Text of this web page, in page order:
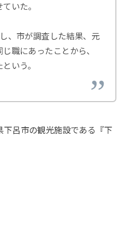
いた。
、市が調査した結果、元
職にあったことから、
いう。
下呂市の観光施設である『下